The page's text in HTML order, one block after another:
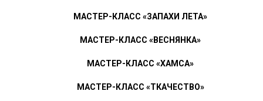
МАСТЕР-КЛАСС «ЗАПАХИ ЛЕТА»
МАСТЕР-КЛАСС «ВЕСНЯНКА»
МАСТЕР-КЛАСС «ХАМСА»
МАСТЕР-КЛАСС «ТКАЧЕСТВО»